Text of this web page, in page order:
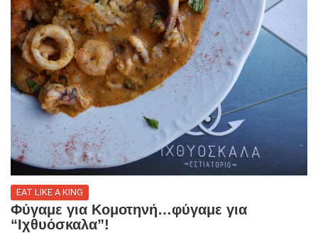
EAT LIKE A KING
Φύγαμε για Κομοτηνή…φύγαμε για
“Ιχθυόσκαλα”!